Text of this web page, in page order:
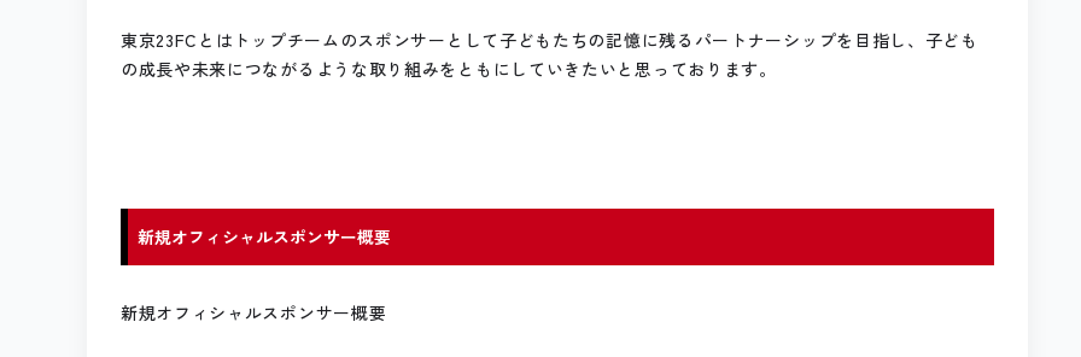
東京23FCとはトップチームのスポンサーとして子どもたちの記憶に残るパートナーシップを目指し、子ども
の成長や未来につながるような取り組みをともにしていきたいと思っております。
新規オフィシャルスポンサー概要
新規オフィシャルスポンサー概要